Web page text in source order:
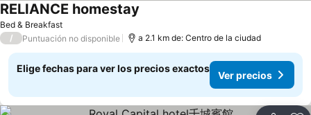
Bed & Breakfast
RELIANCE homestay
/ Puntuación no disponible a 2.1 km de: Centro de la ciudad
Elige fechas para ver los precios exactos
Ver precios